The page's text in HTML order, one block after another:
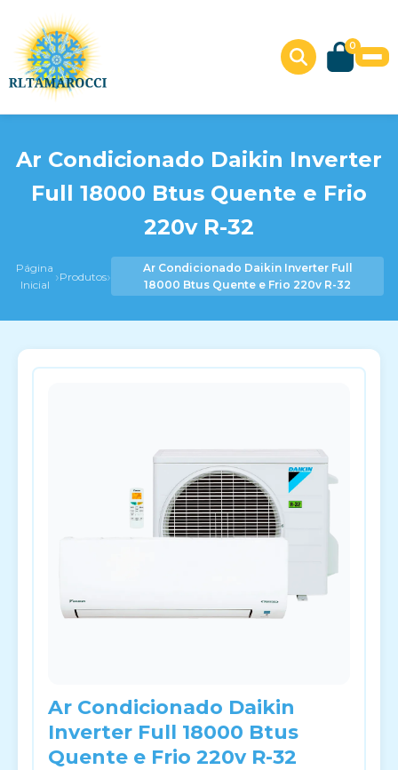
0
Ar Condicionado Daikin Inverter
Full 18000 Btus Quente e Frio
220v R-32
Página
Inicial ›Produtos›
Ar Condicionado Daikin Inverter Full
18000 Btus Quente e Frio 220v R-32
Ar Condicionado Daikin
Inverter Full 18000 Btus
Quente e Frio 220v R-32